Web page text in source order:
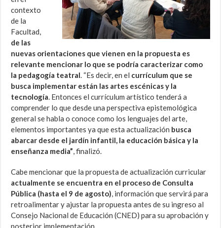
contexto
de la
Facultad,
de las
nuevas orientaciones que vienen en la propuesta es
relevante mencionar lo que se podría caracterizar como
la pedagogía teatral. “Es decir, en el currículum que se
busca implementar están las artes escénicas y la
tecnología. Entonces el currículum artístico tenderá a
comprender lo que desde una perspectiva epistemológica
general se habla o conoce como los lenguajes del arte,
elementos importantes ya que esta actualización busca
abarcar desde el jardín infantil, la educación básica y la
enseñanza media”, finalizó.
Cabe mencionar que la propuesta de actualización curricular
actualmente se encuentra en el proceso de Consulta
Pública (hasta el 9 de agosto), información que servirá para
retroalimentar y ajustar la propuesta antes de su ingreso al
Consejo Nacional de Educación (CNED) para su aprobación y